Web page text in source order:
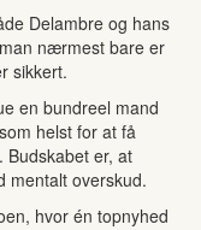
Delambre og hans
nærmest bare er
sikkert.
en bundreel mand
helst for at få
er, at
mentalt overskud.
hvor én topnyhed